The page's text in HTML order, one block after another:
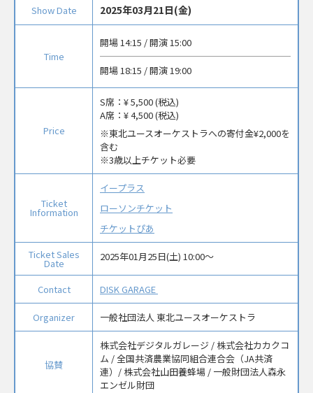
Show Date 2025年03月21日(金)
Time
開場 14:15 / 開演 15:00
開場 18:15 / 開演 19:00
Price
S席： ¥ 5,500 (税込)
A席： ¥ 4,500 (税込)
東北ユースオーケストラへの寄付金¥2,000を
含む
※3歳以上チケット必要
Ticket
Information
イープラス
ローソンチケット
チケットぴあ
Ticket Sales
Date
2025年01月25日(土) 10:00〜
Contact DISK GARAGE
Organizer 一般社団法人 東北ユースオーケストラ
協賛
株式会社デジタルガレージ / 株式会社カカクコ
ム / 全国共済農業協同組合連合会（JA共済
連）/ 株式会社山田養蜂場 / 一般財団法人森永
エンゼル財団